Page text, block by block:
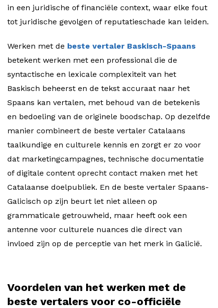
in een juridische of financiële context, waar elke fout
tot juridische gevolgen of reputatieschade kan leiden.
Werken met de beste vertaler Baskisch-Spaans
betekent werken met een professional die de
syntactische en lexicale complexiteit van het
Baskisch beheerst en de tekst accuraat naar het
Spaans kan vertalen, met behoud van de betekenis
en bedoeling van de originele boodschap. Op dezelfde
manier combineert de beste vertaler Catalaans
taalkundige en culturele kennis en zorgt er zo voor
dat marketingcampagnes, technische documentatie
of digitale content oprecht contact maken met het
Catalaanse doelpubliek. En de beste vertaler Spaans-
Galicisch op zijn beurt let niet alleen op
grammaticale getrouwheid, maar heeft ook een
antenne voor culturele nuances die direct van
invloed zijn op de perceptie van het merk in Galicië.
Voordelen van het werken met de
beste vertalers voor co-officiële